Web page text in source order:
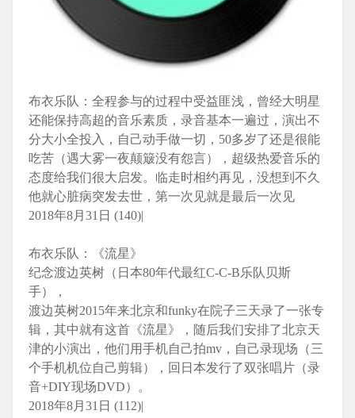
布衣乐队：全程参与的过程中受益匪浅，曾经大明星
还能保持高超的音乐素质，录音基本一遍过，演出不
分大小全投入，自己动手做一切，50多岁了还是很能
吃苦（遇大雾一夜颠簸没有怨言），超级热爱音乐的
态度给我们很大启发。临走时相约再见，没想到不久
他就心脏病突发去世，第一次见就是最后一次见
2018年8月31日 (140)|
布衣乐队：《流星》
纪念渡边英树（日本80年代最红C-C-B乐队贝斯
手），
渡边英树2015年来北京和funky在院子三天录了一张专
辑，其中就有这首《流星》，随后我们安排了北京天
津的小演出，他们用手机自己拍mv，自己录现场（三
个手机机位自己剪辑），回日本发行了双张唱片（录
音+DIY现场DVD）。
2018年8月31日 (112)|